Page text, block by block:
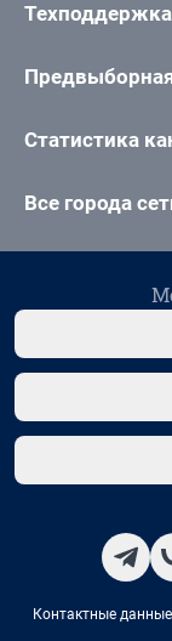
Техподдержка
Статистика
Все города
Контактные